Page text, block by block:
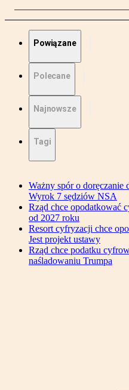
Powiązane
Polecane
Najnowsze
Tagi
Ważny spór o doręczanie
Wyrok 7 sędziów NSA
Rząd chce opodatkować
od 2027 roku
Resort cyfryzacji chce
Jest projekt ustawy
Rząd chce podatku
naśladowaniu Trumpa